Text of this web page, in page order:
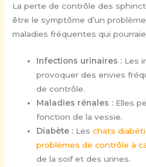
La perte de contrôle des
être le symptôme d’un
maladies fréquentes qui
Infections urinaires : Les
provoquer des envies
de contrôle.
Maladies rénales : Elles
fonction de la vessie.
Diabète : Leschats
problèmes de contrôle à
de la soif et des urines.